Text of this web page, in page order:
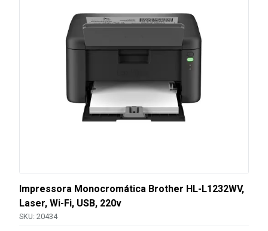
Impressora Monocromática Brother HL-L1232WV,
Laser, Wi-Fi, USB, 220v
SKU: 20434